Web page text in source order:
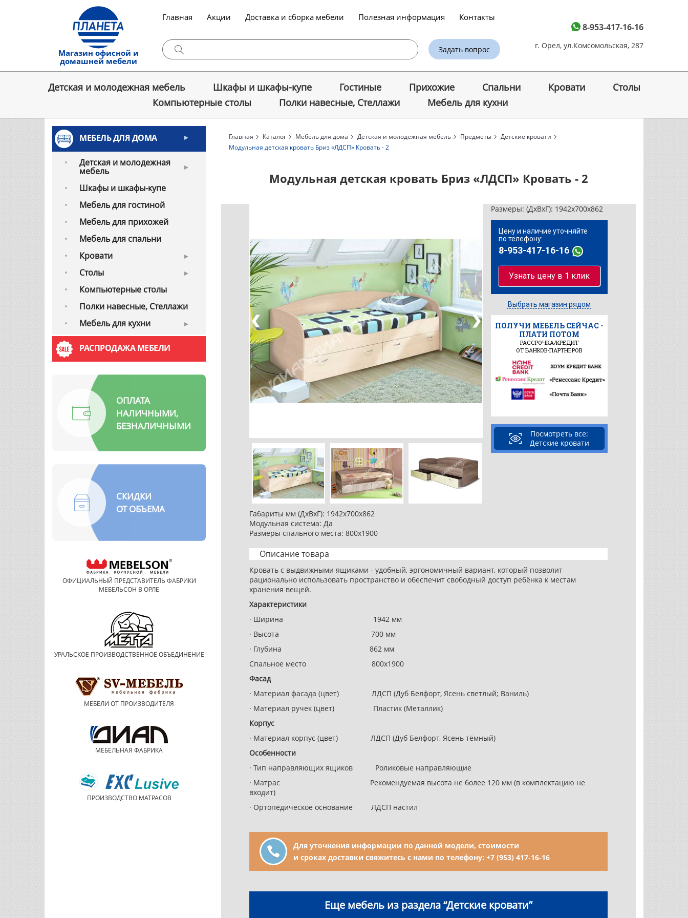
Магазин офисной и
домашней мебели
Главная Акции Доставка и сборка мебели Полезная информация Контакты
8-953-417-16-16
г. Орел, ул.Комсомольская, 287
Задать вопрос
Детская и молодежная мебель Шкафы и шкафы-купе Гостиные Прихожие Спальни Кровати
Cтолы
Компьютерные столы
Полки навесные, Стеллажи Мебель для кухни
МЕБЕЛЬ ДЛЯ ДОМА
Детская и молодежная
мебель
Шкафы и шкафы-купе
Мебель для гостиной
Мебель для прихожей
Мебель для спальни
Кровати
Cтолы
Компьютерные столы
Полки навесные, Стеллажи
Мебель для кухни
РАСПРОДАЖА МЕБЕЛИ
ОПЛАТА
НАЛИЧНЫМИ,
БЕЗНАЛИЧНЫМИ
СКИДКИ
ОТ ОБЪЕМА
ОФИЦИАЛЬНЫЙ ПРЕДСТАВИТЕЛЬ ФАБРИКИ
МЕБЕЛЬСОН В ОРЛЕ
УРАЛЬСКОЕ ПРОИЗВОДСТВЕННОЕ ОБЪЕДИНЕНИЕ
МЕБЕЛИ ОТ ПРОИЗВОДИТЕЛЯ
МЕБЕЛЬНАЯ ФАБРИКА
ПРОИЗВОДСТВО МАТРАСОВ
Главная Каталог Мебель для дома Детская и молодежная мебель Предметы
Детские кровати
Модульная детская кровать Бриз «ЛДСП» Кровать - 2
Модульная детская кровать Бриз «ЛДСП» Кровать - 2
Размеры: (ДхВхГ): 1942х700х862
Цену и наличие уточняйте
по телефону:
8-953-417-16-16
Узнать цену в 1 клик
Выбрать магазин рядом
ПОЛУЧИ МЕБЕЛЬ СЕЙЧАС -
ПЛАТИ ПОТОМ
РАССРОЧКА/КРЕДИТ
ОТ БАНКОВ-ПАРТНЕРОВ
Посмотреть все:
Детские кровати
Габариты мм (ДхВхГ): 1942х700х862
Модульная система: Да
Размеры спального места: 800х1900
Описание товара
Кровать с выдвижными ящиками - удобный, эргономичный вариант, который позволит
рационально использовать пространство и обеспечит свободный доступ ребёнка к местам
хранения вещей.
Характеристики
· Ширина 1942 мм
· Высота 700 мм
· Глубина 862 мм
Спальное место 800х1900
Фасад
· Материал фасада (цвет) ЛДСП (Дуб Белфорт, Ясень светлый; Ваниль)
· Материал ручек (цвет) Пластик (Металлик)
Корпус
· Материал корпус (цвет) ЛДСП (Дуб Белфорт, Ясень тёмный)
Особенности
· Тип направляющих ящиков Роликовые направляющие
· Матрас Рекомендуемая высота не более 120 мм (в комплектацию не
входит)
· Ортопедическое основание ЛДСП настил
Для уточнения информации по данной модели, стоимости
и сроках доставки свяжитесь с нами по телефону: +7 (953) 417‑16‑16
Еще мебель из раздела “Детские кровати”